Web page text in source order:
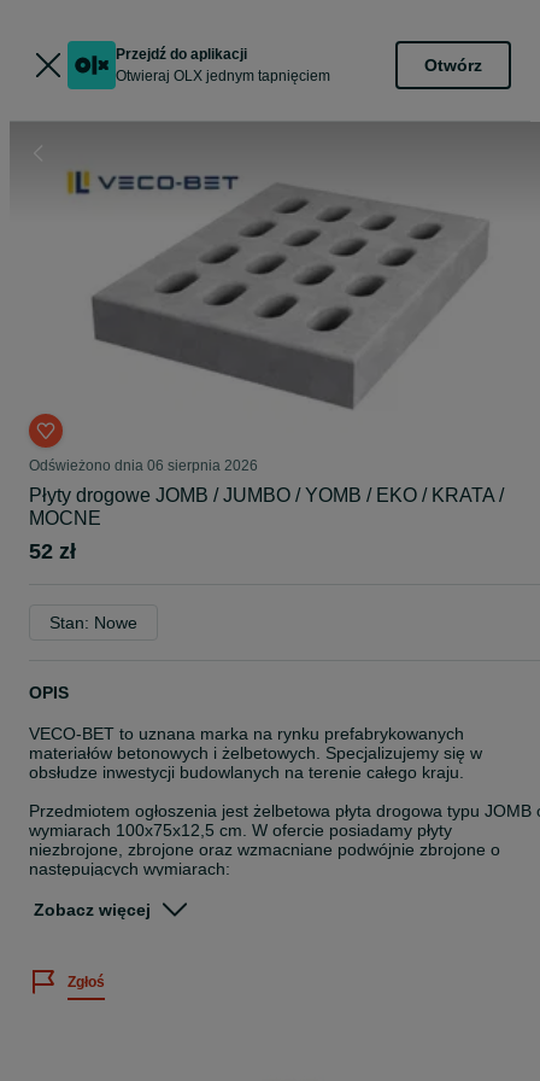
Przejdź do aplikacji
Otwieraj OLX jednym tapnięciem
Otwórz
Odświeżono dnia 06 sierpnia 2026
Płyty drogowe JOMB / JUMBO / YOMB / EKO / KRATA /
MOCNE
52 zł
Stan: Nowe
OPIS
VECO-BET to uznana marka na rynku prefabrykowanych
materiałów betonowych i żelbetowych. Specjalizujemy się w
obsłudze inwestycji budowlanych na terenie całego kraju.
Przedmiotem ogłoszenia jest żelbetowa płyta drogowa typu JOMB
wymiarach 100x75x12,5 cm. W ofercie posiadamy płyty
niezbrojone, zbrojone oraz wzmacniane podwójnie zbrojone o
następujących wymiarach:
- 100x75x12,5 cm
- 175x100x15 cm
- inne na zamówienie
Zobacz więcej
Zgłoś